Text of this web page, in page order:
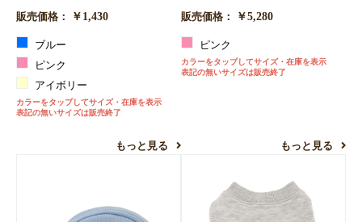
販売価格： ￥1,430
ブルー
ピンク
アイボリー
カラーをタップしてサイズ・在庫を表示
表記の無いサイズは販売終了
もっと見る
販売価格： ￥5,280
ピンク
カラーをタップしてサイズ・在庫を表示
表記の無いサイズは販売終了
もっと見る